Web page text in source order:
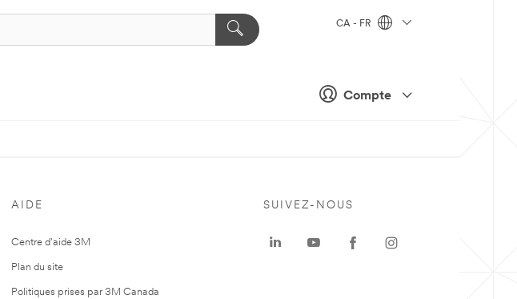
Compte
CA - FR
AIDE
Centre d'aide 3M
Plan du site
Politiques prises par 3M Canada
SUIVEZ-NOUS